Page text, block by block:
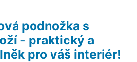
podnožka s
- praktický a
pro váš interiér!